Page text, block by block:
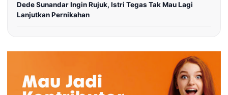
Dede Sunandar Ingin Rujuk, Istri Tegas Tak Mau Lagi
Lanjutkan Pernikahan